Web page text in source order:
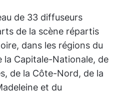
de 33 diffuseurs
de la scène répartis
dans les régions du
la Capitale-Nationale, de
de la Côte-Nord, de la
et du